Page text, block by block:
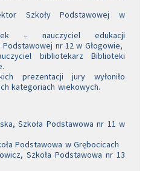
Szkoły Podstawowej w
– nauczyciel edukacji
nr 12 w Głogowie,
bibliotekarz Biblioteki
prezentacji jury wyłoniło
kategoriach wiekowych.
Szkoła Podstawowa nr 11 w
Podstawowa w Grębocicach
Szkoła Podstawowa nr 13